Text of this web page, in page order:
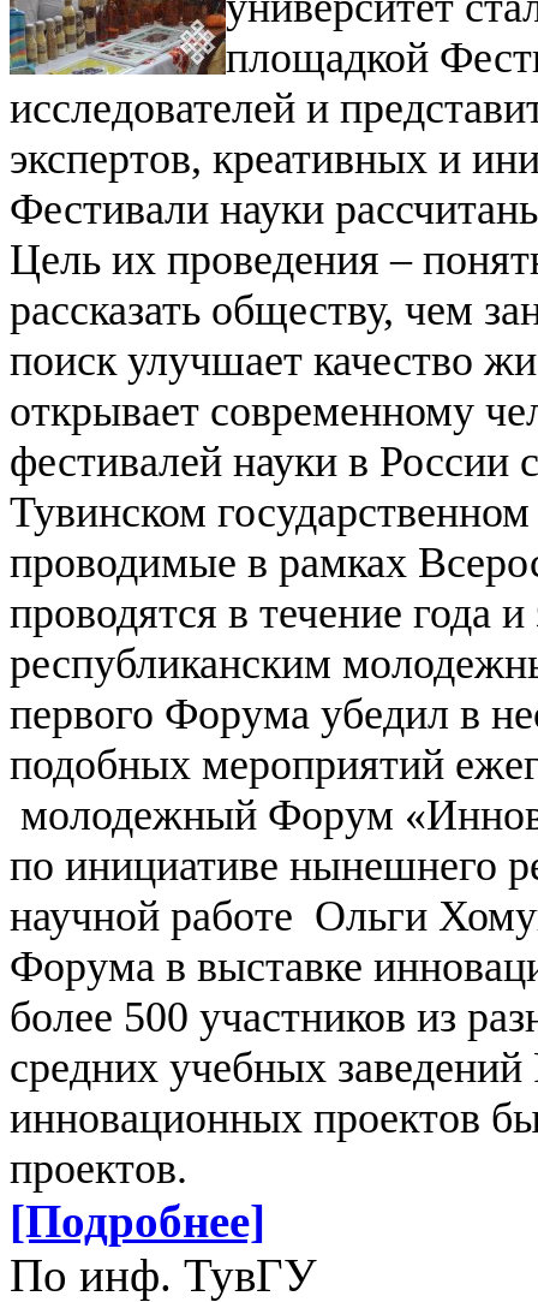
площадкой
исследователей и
экспертов, креативных и
Фестивали науки
Цель их проведения –
рассказать обществу, чем
поиск улучшает качество
открывает современному
фестивалей науки в
Тувинском
проводимые в рамках
проводятся в течение года
республиканским
первого Форума убедил в
подобных мероприятий
молодежный Форум
по инициативе нынешнего
научной работе Ольги
Форума в выставке
более 500 участников из
средних учебных
инновационных проектов
проектов.
[Подробнее]
По инф. ТувГУ